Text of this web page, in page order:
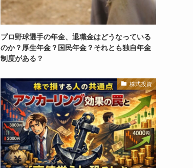
プロ野球選手の年金、退職金はどうなっている
のか？厚生年金？国民年金？それとも独自年金
制度がある？
株式投資